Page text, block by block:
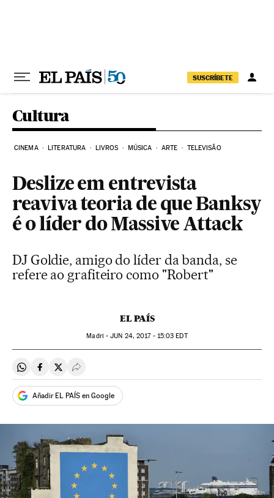
SUSCRÍBETE
Cultura
CINEMA LITERATURA LIVROS MÚSICA ARTE TELEVISÃO
Deslize em entrevista
reaviva teoria de que Banksy
é o líder do Massive Attack
DJ Goldie, amigo do líder da banda, se
refere ao grafiteiro como "Robert"
EL PAÍS
Madri -JUN 24, 2017 - 15:03 EDT
Compartir en Whatsapp
Compartir en Facebook
Compartir en Twitter
Desplegar Redes Sociales
Añadir EL PAÍS en Google